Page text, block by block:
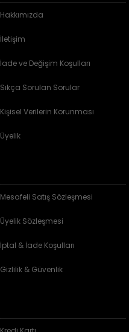
Hakkımızda
İletişim
İade ve Değişim Koşulları
Sıkça Sorulan Sorular
Kişisel Verilerin Korunması
Üyelik
Mesafeli Satış Sözleşmesi
Üyelik Sözleşmesi
İptal & İade Koşulları
Gizlilik & Güvenlik